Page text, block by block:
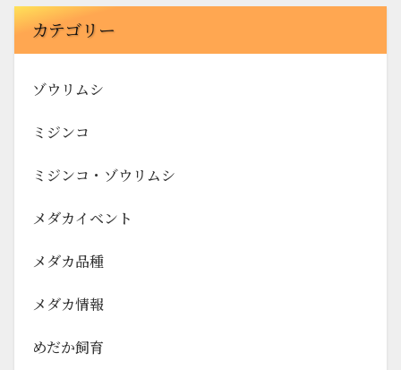
カテゴリー
ゾウリムシ
ミジンコ
ミジンコ・ゾウリムシ
メダカイベント
メダカ品種
メダカ情報
めだか飼育